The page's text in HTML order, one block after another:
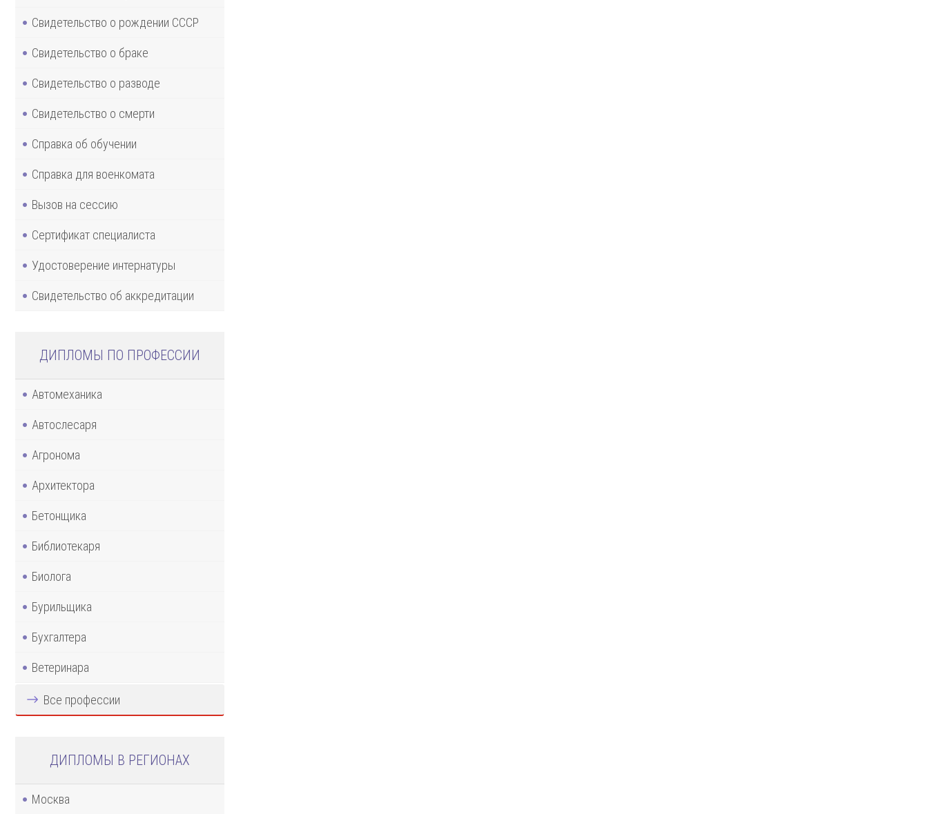
Свидетельство о рождении СССР
Свидетельство о браке
Свидетельство о разводе
Свидетельство о смерти
Справка об обучении
Справка для военкомата
Вызов на сессию
Сертификат специалиста
Удостоверение интернатуры
Свидетельство об аккредитации
ДИПЛОМЫ ПО ПРОФЕССИИ
Автомеханика
Автослесаря
Агронома
Архитектора
Бетонщика
Библиотекаря
Биолога
Бурильщика
Бухгалтера
Ветеринара
Все профессии
ДИПЛОМЫ В РЕГИОНАХ
Москва